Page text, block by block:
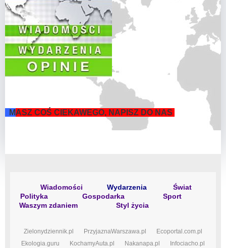
MASZ COŚ CIEKAWEGO, NAPISZ DO NAS
Wiadomości Wydarzenia
Świat
Polityka
Gospodarka
Sport
Waszym zdaniem
Styl życia
Zielonydziennik.pl PrzyjaznaWarszawa.pl
Ecoportal.com.pl
Ekologia.guru
KochamyAuta.pl Nakanapa.pl
Infociacho.pl